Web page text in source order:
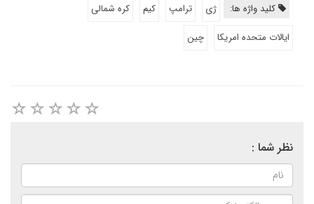
کلید واژه ها: ژی ترامپ کیم
کره شمالی
ایالات متحده امریکا
چین
نظر شما :